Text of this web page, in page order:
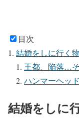
目次
結婚をしに行く
王都、陥落…そ
ハンマーヘッ
結婚をしに